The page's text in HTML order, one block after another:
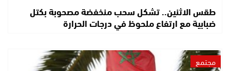
طقس الاثنين.. تشكل سحب منخفضة مصحوبة بكتل
ضبابية مع ارتفاع ملحوظ في درجات الحرارة
مجتمع